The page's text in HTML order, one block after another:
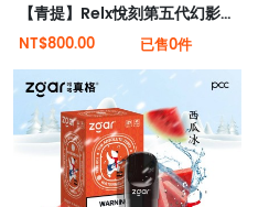
【青提】Relx悅刻第五代幻影霧化煙彈
NT$800.00 已售0件